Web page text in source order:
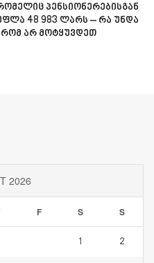
პენსიონერებისგან
48 983 ლარს – რა უნდა
არ მოტყუვდეთ
2026
F S S
1 2